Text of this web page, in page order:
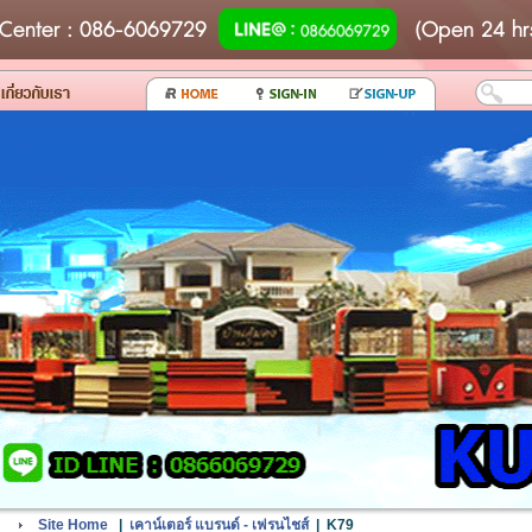
: 086-6069729 (Open 24
Site Home เคาน์เตอร์ แบรนด์ - เฟรนไชส์| K79